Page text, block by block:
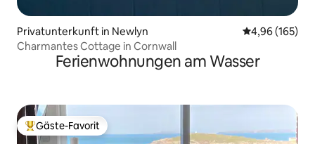
Privatunterkunft in Newlyn
4,96 (165)
Charmantes Cottage in Cornwall
Ferienwohnungen am Wasser
Beliebter Gäste-Favorit.
Gäste-Favorit